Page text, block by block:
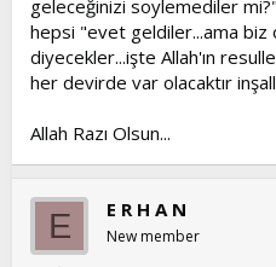
geleceğinizi soylemediler
hepsi "evet geldiler...ama biz
diyecekler...işte Allah'ın
her devirde var olacaktır
Allah Razı Olsun...
E E R H A N
New member